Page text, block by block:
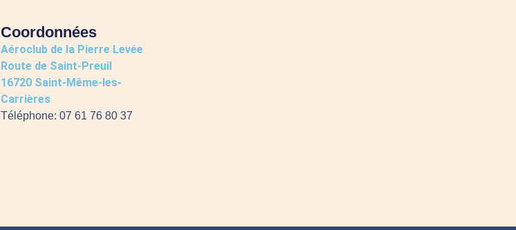
Coordonnées
Aéroclub de la Pierre Levée
Route de Saint-Preuil
16720 Saint-Même-les-
Carrières
Téléphone: 07 61 76 80 37